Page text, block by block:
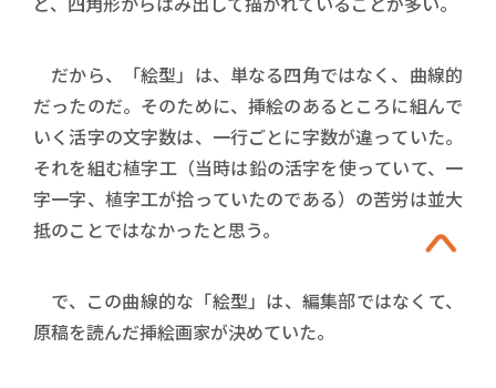
だから、「絵型」は、単なる四角ではなく、曲線的
だったのだ。そのために、挿絵のあるところに組んで
いく活字の文字数は、一行ごとに字数が違っていた。
それを組む植字工（当時は鉛の活字を使っていて、一
字一字、植字工が拾っていたのである）の苦労は並大
抵のことではなかったと思う。
で、この曲線的な「絵型」は、編集部ではなくて、
原稿を読んだ挿絵画家が決めていた。